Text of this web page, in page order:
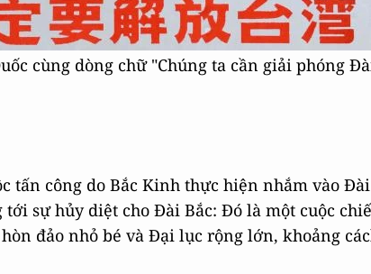
cùng dòng chữ "Chúng ta cần giải phóng
tấn công do Bắc Kinh thực hiện nhắm vào
sự hủy diệt cho Đài Bắc: Đó là một cuộc
đảo nhỏ bé và Đại lục rộng lớn, khoảng